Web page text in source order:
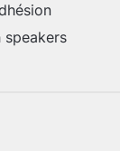
speakers